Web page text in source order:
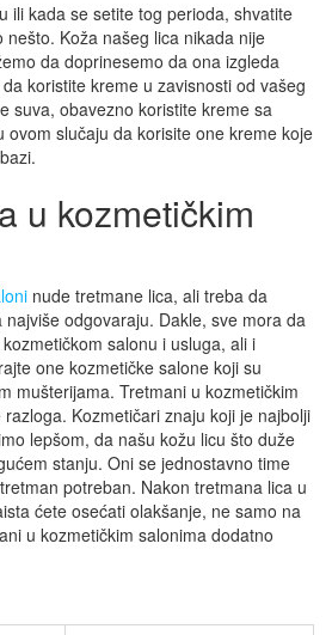
ili kada se setite tog perioda, shvatite
Koža našeg lica nikada nije
da doprinesemo da ona izgleda
koristite kreme u zavisnosti od vašeg
suva, obavezno koristite kreme sa
ovom slučaju da korisite one kreme koje
u kozmetičkim
nude tretmane lica, ali treba da
odgovaraju. Dakle, sve mora da
salonu i usluga, ali i
one kozmetičke salone koji su
mušterijama. Tretmani u kozmetičkim
Kozmetičari znaju koji je najbolji
lepšom, da našu kožu licu što duže
stanju. Oni se jednostavno time
potreban. Nakon tretmana lica u
ćete osećati olakšanje, ne samo na
u kozmetičkim salonima dodatno